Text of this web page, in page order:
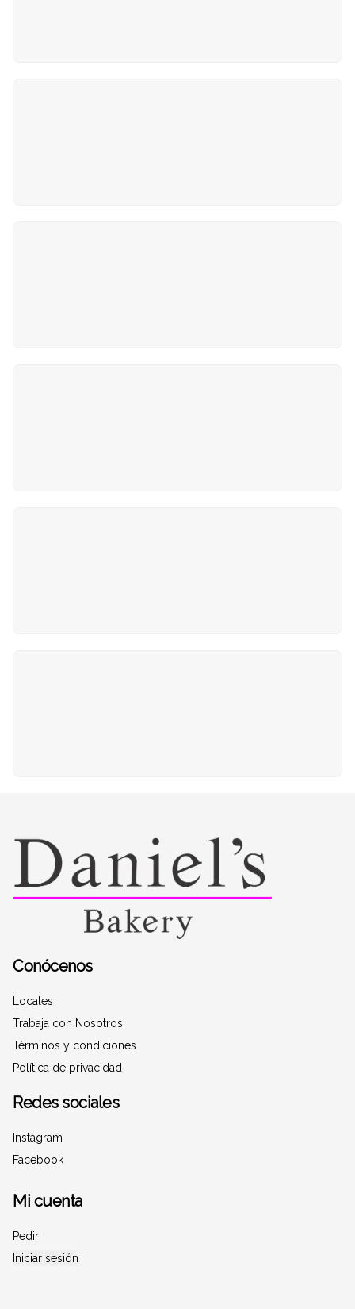
Conócenos
Locales
Trabaja con Nosotros
Términos y condiciones
Política de privacidad
Redes sociales
Instagram
Facebook
Mi cuenta
Pedir
Iniciar sesión